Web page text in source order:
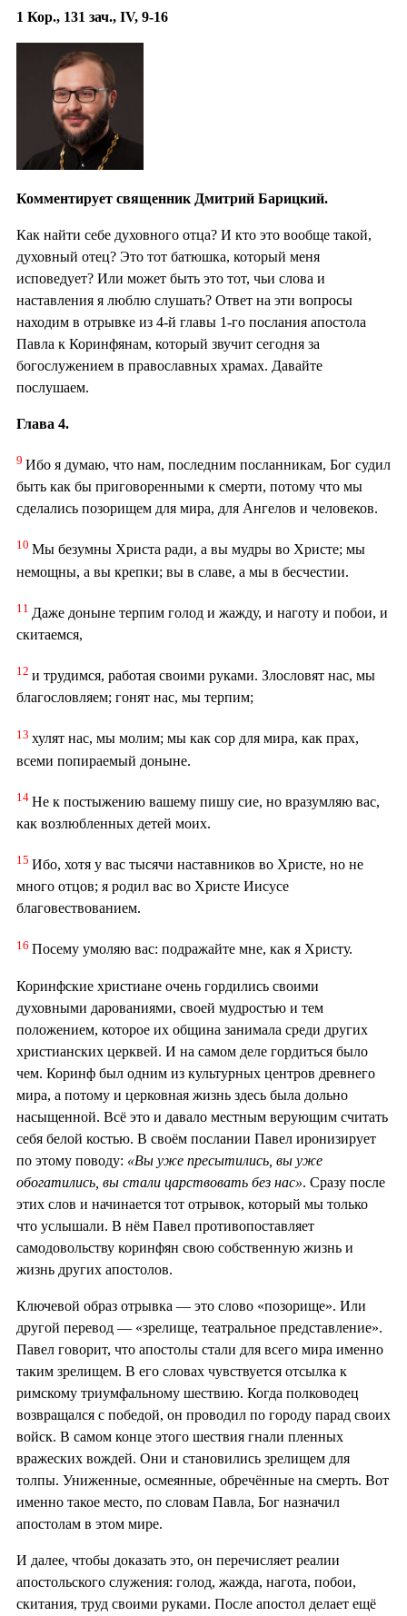
1 Кор., 131 зач., IV, 9-16
Комментирует священник Дмитрий Барицкий.
Как найти себе духовного отца? И кто это вообще такой,
духовный отец? Это тот батюшка, который меня
исповедует? Или может быть это тот, чьи слова и
наставления я люблю слушать? Ответ на эти вопросы
находим в отрывке из 4-й главы 1-го послания апостола
Павла к Коринфянам, который звучит сегодня за
богослужением в православных храмах. Давайте
послушаем.
Глава 4.
9 Ибо я думаю, что нам, последним посланникам, Бог судил
быть как бы приговоренными к смерти, потому что мы
сделались позорищем для мира, для Ангелов и человеков.
10 Мы безумны Христа ради, а вы мудры во Христе; мы
немощны, а вы крепки; вы в славе, а мы в бесчестии.
11 Даже доныне терпим голод и жажду, и наготу и побои, и
скитаемся,
12 и трудимся, работая своими руками. Злословят нас, мы
благословляем; гонят нас, мы терпим;
13 хулят нас, мы молим; мы как сор для мира, как прах,
всеми попираемый доныне.
14 Не к постыжению вашему пишу сие, но вразумляю вас,
как возлюбленных детей моих.
15 Ибо, хотя у вас тысячи наставников во Христе, но не
много отцов; я родил вас во Христе Иисусе
благовествованием.
16 Посему умоляю вас: подражайте мне, как я Христу.
Коринфские христиане очень гордились своими
духовными дарованиями, своей мудростью и тем
положением, которое их община занимала среди других
христианских церквей. И на самом деле гордиться было
чем. Коринф был одним из культурных центров древнего
мира, а потому и церковная жизнь здесь была дольно
насыщенной. Всё это и давало местным верующим считать
себя белой костью. В своём послании Павел иронизирует
по этому поводу: «Вы уже пресытились, вы уже
обогатились, вы стали царствовать без нас». Сразу после
этих слов и начинается тот отрывок, который мы только
что услышали. В нём Павел противопоставляет
самодовольству коринфян свою собственную жизнь и
жизнь других апостолов.
Ключевой образ отрывка — это слово «позорище». Или
другой перевод — «зрелище, театральное представление».
Павел говорит, что апостолы стали для всего мира именно
таким зрелищем. В его словах чувствуется отсылка к
римскому триумфальному шествию. Когда полководец
возвращался с победой, он проводил по городу парад своих
войск. В самом конце этого шествия гнали пленных
вражеских вождей. Они и становились зрелищем для
толпы. Униженные, осмеянные, обречённые на смерть. Вот
именно такое место, по словам Павла, Бог назначил
апостолам в этом мире.
И далее, чтобы доказать это, он перечисляет реалии
апостольского служения: голод, жажда, нагота, побои,
скитания, труд своими руками. После апостол делает ещё